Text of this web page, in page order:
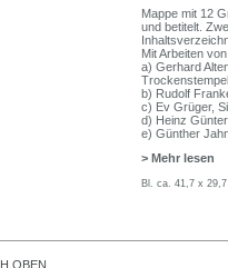
Mappe mit 12
und betitelt.
Mit Arbeiten
a) Gerhard
b) Rudolf
c) Ev Grüger,
d) Heinz
e) Günther
> Mehr lesen
Bl. ca. 41,7 x
OBEN